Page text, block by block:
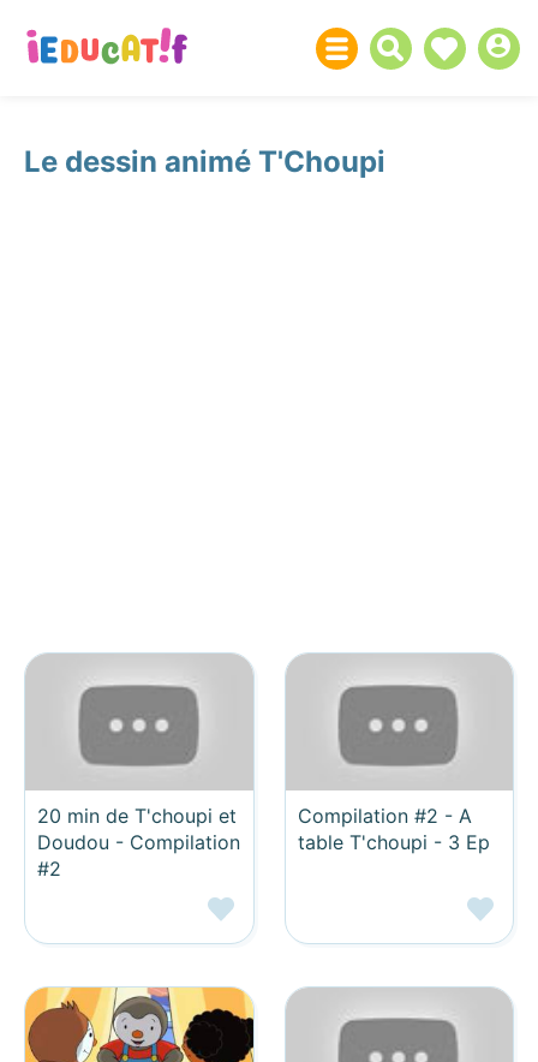
Le dessin animé T'Choupi
20 min de T'choupi et
Doudou - Compilation
#2
Compilation #2 - A
table T'choupi - 3 Ep